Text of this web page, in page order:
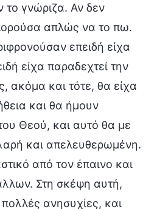
γνώριζα. Αν δεν
απλώς να το πω.
επειδή είχα
είχα παραδεχτεί την
ακόμα και τότε, θα είχα
και θα ήμουν
Θεού, και αυτό θα με
και απελευθερωμένη.
από τον έπαινο και
Στη σκέψη αυτή,
ανησυχίες, και